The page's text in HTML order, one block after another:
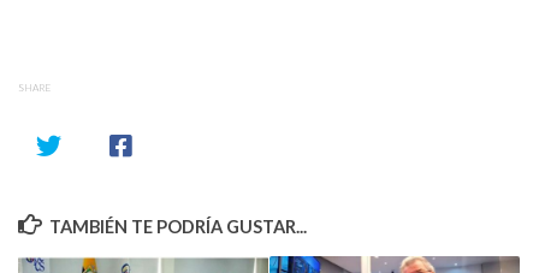
SHARE
TAMBIÉN TE PODRÍA GUSTAR...